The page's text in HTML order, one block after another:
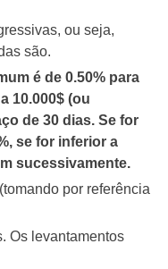
ou seja,
são.
é de 0.50% para
10.000$ (ou
de 30 dias. Se for
se for inferior a
sucessivamente.
por referência
Os levantamentos